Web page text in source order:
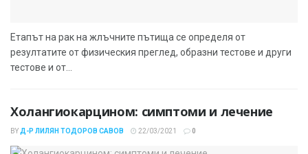
Етапът на рак на жлъчните пътища се определя от
резултатите от физическия преглед, образни тестове и други
тестове и от...
Холангиокарцином: симптоми и лечение
BY Д-Р ЛИЛЯН ТОДОРОВ САВОВ 22/03/2021 0